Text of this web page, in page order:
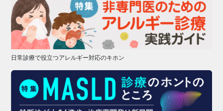
日常診療で役立つアレルギー対応のキホン